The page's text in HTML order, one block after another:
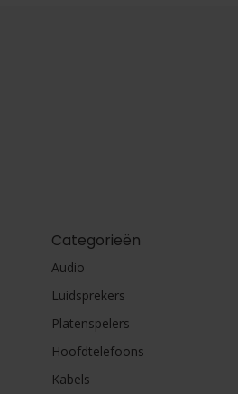
Categorieën
Audio
Luidsprekers
Platenspelers
Hoofdtelefoons
Kabels